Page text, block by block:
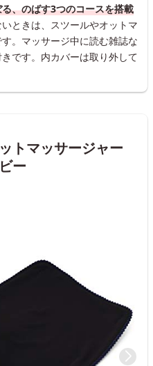
、のばす3つのコースを搭載
ときは、スツールやオットマ
。マッサージ中に読む雑誌な
です。内カバーは取り外して
トマッサージャー
ー